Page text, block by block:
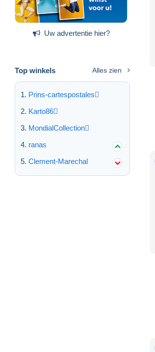
Uw advertentie hier?
Top winkels Alles zien
Prins-cartespostales
Karto86
MondialCollection
ranas
Clement-Marechal